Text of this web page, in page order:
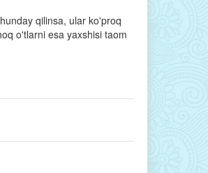
qilinsa, ular ko'proq
o'tlarni esa yaxshisi taom